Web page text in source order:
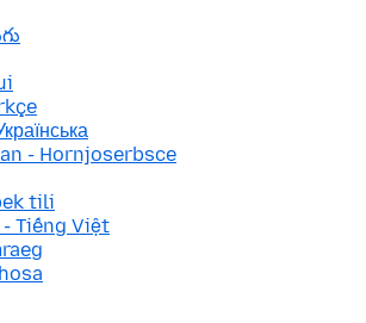
- Hornjoserbsce
tili
Tiếng Việt